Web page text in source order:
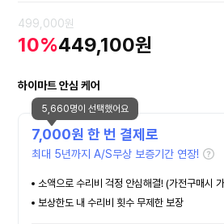
499,000원
10%449,100원
하이마트 안심 케어
7,000원 한 번 결제로
최대 5년까지 A/S무상 보증기간 연장!
소액으로 수리비 걱정 안심해결! (가전구매시
보상한도 내 수리비 횟수 무제한 보장
5,660명이 선택했어요